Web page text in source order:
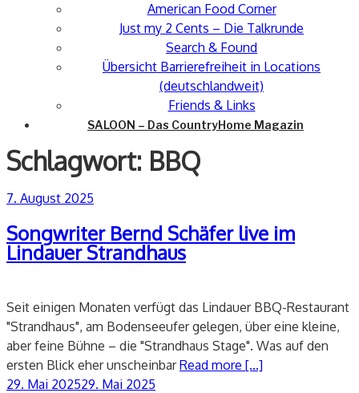
American Food Corner
Just my 2 Cents – Die Talkrunde
Search & Found
Übersicht Barrierefreiheit in Locations
(deutschlandweit)
Friends & Links
SALOON – Das CountryHome Magazin
Schlagwort: BBQ
Veröffentlicht
7. August 2025
Songwriter Bernd Schäfer live im
Lindauer Strandhaus
Seit einigen Monaten verfügt das Lindauer BBQ-Restaurant
"Strandhaus", am Bodenseeufer gelegen, über eine kleine,
aber feine Bühne – die "Strandhaus Stage". Was auf den
ersten Blick eher unscheinbarRead more [...]
Veröffentlicht
29. Mai 202529. Mai 2025